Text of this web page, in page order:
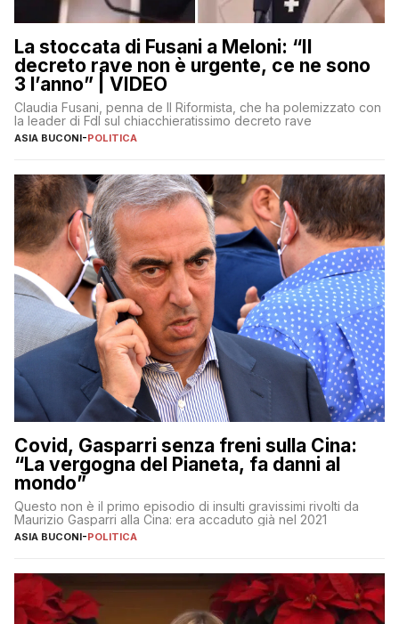
La stoccata di Fusani a Meloni: “Il
decreto rave non è urgente, ce ne sono
3 l’anno” | VIDEO
Claudia Fusani, penna de Il Riformista, che ha polemizzato con
la leader di FdI sul chiacchieratissimo decreto rave
ASIA BUCONI-POLITICA
Covid, Gasparri senza freni sulla Cina:
“La vergogna del Pianeta, fa danni al
mondo”
Questo non è il primo episodio di insulti gravissimi rivolti da
Maurizio Gasparri alla Cina: era accaduto già nel 2021
ASIA BUCONI-POLITICA